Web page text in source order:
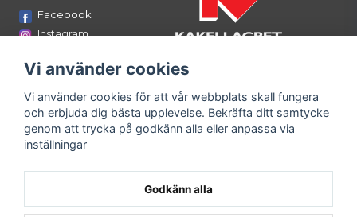
Facebook
Instagram
LinkedIn
Bli medlem i vårt nyhetsbrev
email
Mejladress
Fyll i din e-mailadress och ta del av våra nyheter och
Vi använder cookies
Vi använder cookies för att vår webbplats skall fungera
och erbjuda dig bästa upplevelse. Bekräfta ditt samtycke
genom att trycka på godkänn alla eller anpassa via
inställningar
Godkänn alla